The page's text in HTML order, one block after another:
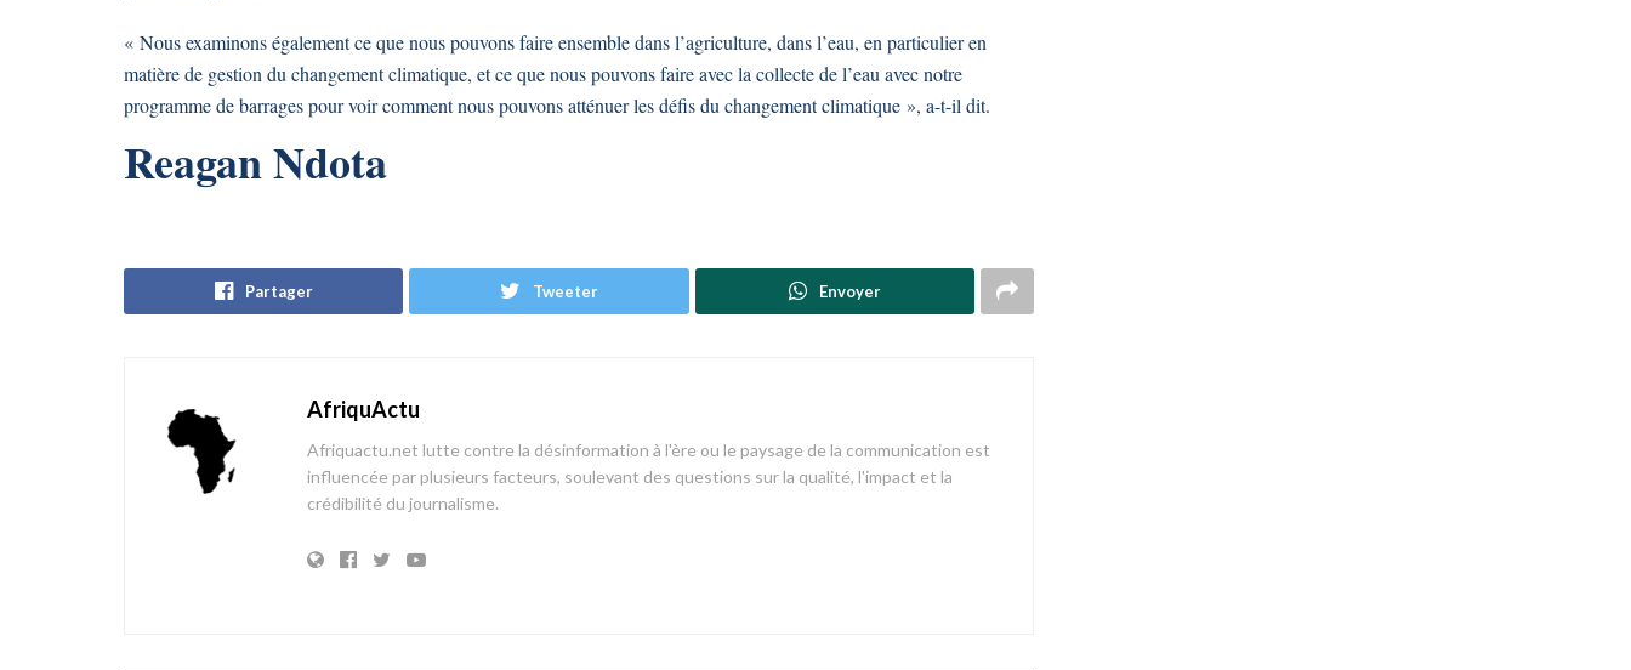
« Nous examinons également ce que nous pouvons faire ensemble dans l’agriculture, dans l’eau, en particulier en
matière de gestion du changement climatique, et ce que nous pouvons faire avec la collecte de l’eau avec notre
programme de barrages pour voir comment nous pouvons atténuer les défis du changement climatique », a-t-il dit.
Reagan Ndota
Partager Tweeter Envoyer
AfriquActu
Afriquactu.net lutte contre la désinformation à l'ère ou le paysage de la communication est
influencée par plusieurs facteurs, soulevant des questions sur la qualité, l'impact et la
crédibilité du journalisme.